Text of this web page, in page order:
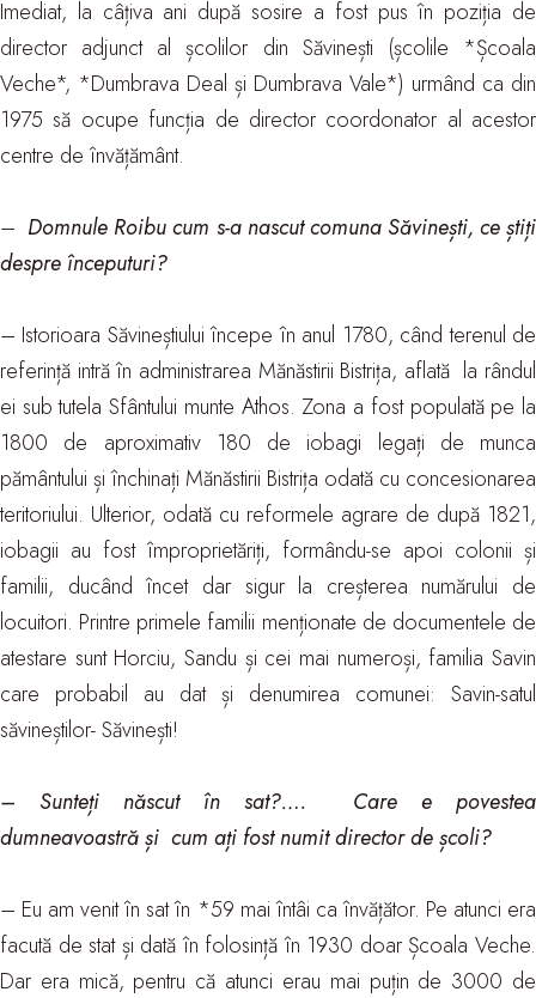
Imediat, la câțiva ani după sosire a fost pus în poziția de
director adjunct al școlilor din Săvinești (școlile *Școala
Veche*, *Dumbrava Deal și Dumbrava Vale*) urmând ca din
1975 să ocupe funcția de director coordonator al acestor
centre de învățământ.
– Domnule Roibu cum s-a nascut comuna Săvinești, ce știți
despre începuturi?
– Istorioara Săvineștiului începe în anul 1780, când terenul de
referință intră în administrarea Mănăstirii Bistrița, aflată la rândul
ei sub tutela Sfântului munte Athos. Zona a fost populată pe la
1800 de aproximativ 180 de iobagi legați de munca
pământului și închinați Mănăstirii Bistrița odată cu concesionarea
teritoriului. Ulterior, odată cu reformele agrare de după 1821,
iobagii au fost împroprietăriți, formându-se apoi colonii și
familii, ducând încet dar sigur la creșterea numărului de
locuitori. Printre primele familii menționate de documentele de
atestare sunt Horciu, Sandu și cei mai numeroși, familia Savin
care probabil au dat și denumirea comunei: Savin-satul
săvineștilor- Săvinești!
– Sunteți născut în sat?…. Care e povestea
dumneavoastră și cum ați fost numit director de școli?
– Eu am venit în sat în *59 mai întâi ca învățător. Pe atunci era
facută de stat și dată în folosință în 1930 doar Școala Veche.
Dar era mică, pentru că atunci erau mai puțin de 3000 de